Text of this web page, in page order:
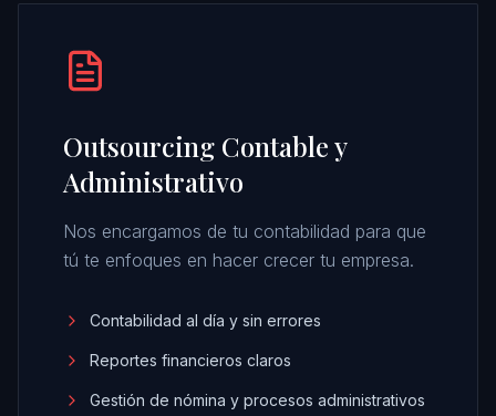
Outsourcing Contable y
Administrativo
Nos encargamos de tu contabilidad para que
tú te enfoques en hacer crecer tu empresa.
Contabilidad al día y sin errores
Reportes financieros claros
Gestión de nómina y procesos administrativos